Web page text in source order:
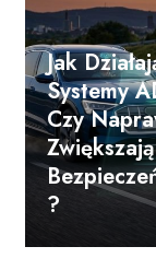
Jak
Systemy
Czy
Zwiększają
?